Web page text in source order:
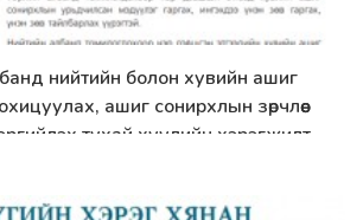
нийтийн болон хувийн ашиг
ашиг сонирхлын зөрчлөөс
тухай хуулийн хэрэгжилт